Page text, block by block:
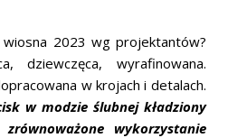
wiosna 2023 wg projektantów?
dziewczęca, wyrafinowana.
w krojach i detalach.
w modzie ślubnej kładziony
wykorzystanie